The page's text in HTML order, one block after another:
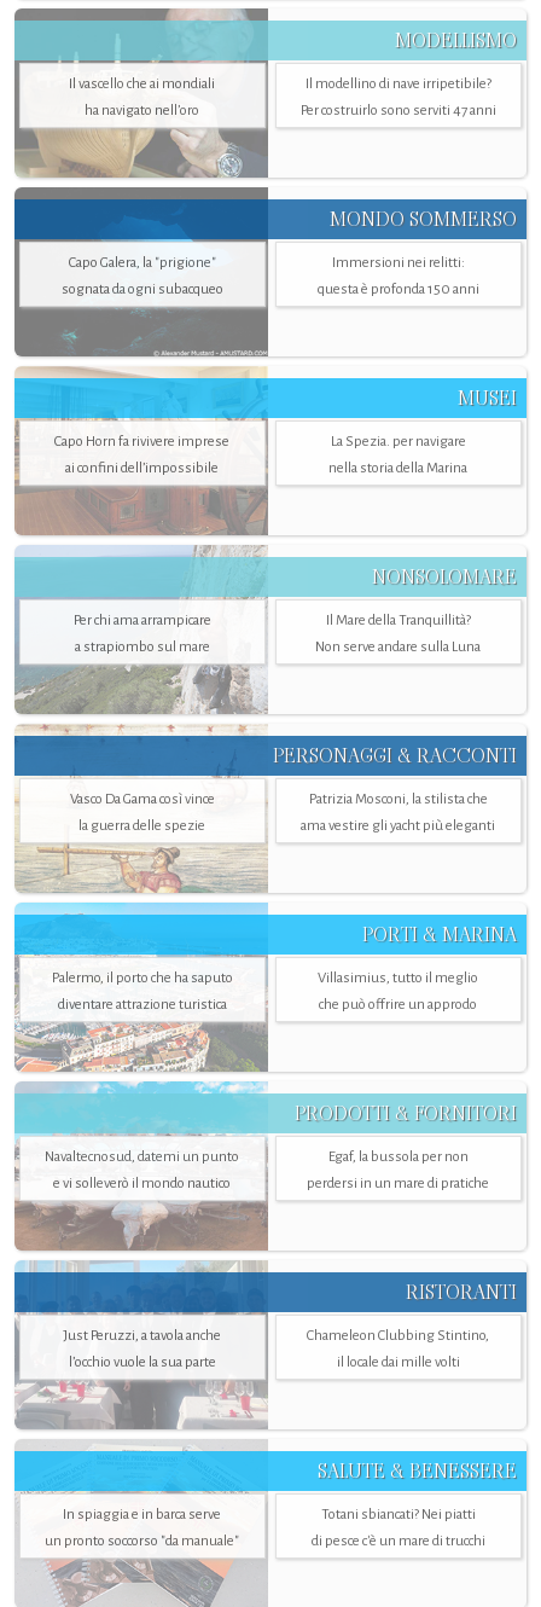
MODELLISMO
Il vascello che ai mondiali
ha navigato nell’oro
Il modellino di nave irripetibile?
Per costruirlo sono serviti 47 anni
MONDO SOMMERSO
Capo Galera, la "prigione"
sognata da ogni subacqueo
Immersioni nei relitti:
questa è profonda 150 anni
MUSEI
Capo Horn fa rivivere imprese
ai confini dell’impossibile
La Spezia. per navigare
nella storia della Marina
NONSOLOMARE
Per chi ama arrampicare
a strapiombo sul mare
Il Mare della Tranquillità?
Non serve andare sulla Luna
PERSONAGGI & RACCONTI
Vasco Da Gama così vince
la guerra delle spezie
Patrizia Mosconi, la stilista che
ama vestire gli yacht più eleganti
PORTI & MARINA
Palermo, il porto che ha saputo
diventare attrazione turistica
Villasimius, tutto il meglio
che può offrire un approdo
PRODOTTI & FORNITORI
Navaltecnosud, datemi un punto
e vi solleverò il mondo nautico
Egaf, la bussola per non
perdersi in un mare di pratiche
RISTORANTI
Just Peruzzi, a tavola anche
l’occhio vuole la sua parte
Chameleon Clubbing Stintino,
il locale dai mille volti
SALUTE & BENESSERE
In spiaggia e in barca serve
un pronto soccorso "da manuale"
Totani sbiancati? Nei piatti
di pesce c'è un mare di trucchi